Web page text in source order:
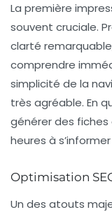
La première
souvent cruciale.
clarté
comprendre
simplicité de la
très agréable. En
générer des
heures à
Optimisation
Un des atouts